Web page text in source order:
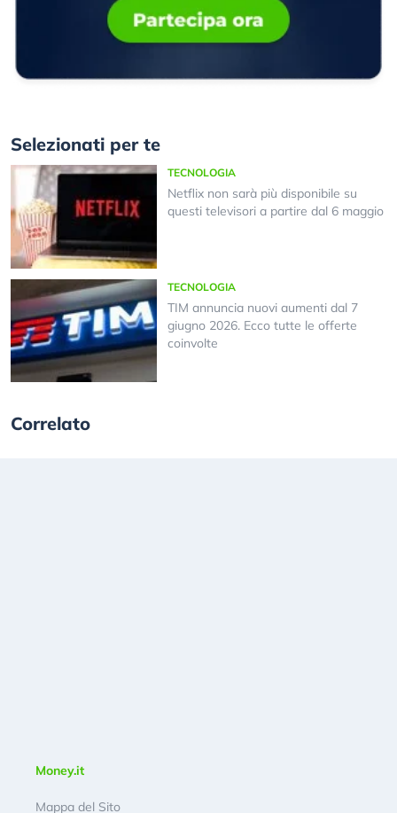
Selezionati per te
TECNOLOGIA
Netflix non sarà più disponibile su
questi televisori a partire dal 6 maggio
TECNOLOGIA
TIM annuncia nuovi aumenti dal 7
giugno 2026. Ecco tutte le offerte
coinvolte
Correlato
Money.it
Mappa del Sito